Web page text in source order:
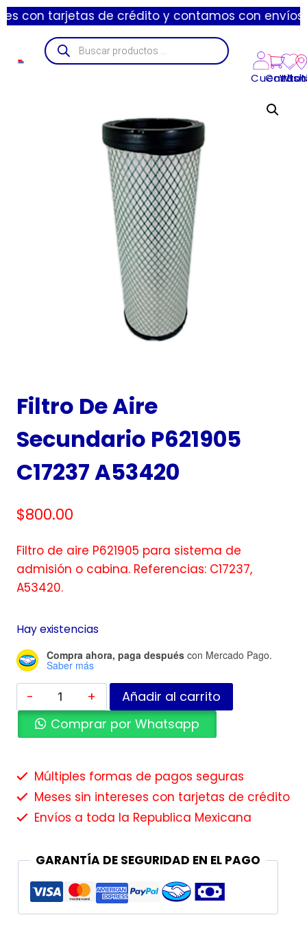
de crédito y contamos con envíos
Cuenta
Carrito
Filtro De Aire
Secundario P621905
C17237 A53420
$800.00
Filtro de aire P621905 para sistema de
admisión o cabina. Referencias: C17237,
A53420.
Hay existencias
Compra ahora, paga después con Mercado Pago.
Saber más
Añadir al carrito
Comprar por Whatsapp
Múltiples formas de pagos seguras
Meses sin intereses con tarjetas de crédito
Envíos a toda la Republica Mexicana
GARANTÍA DE SEGURIDAD EN EL PAGO